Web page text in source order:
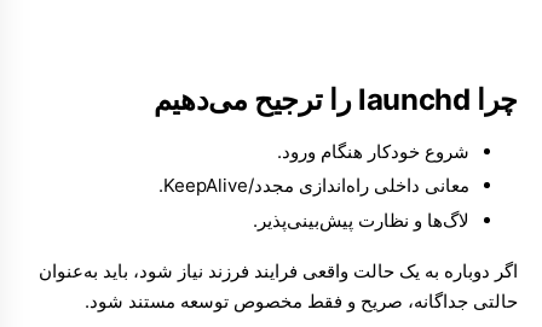
چرا launchd را ترجیح می‌دهیم
شروع خودکار هنگام ورود.
معانی داخلی راه‌اندازی مجدد/KeepAlive.
لاگ‌ها و نظارت پیش‌بینی‌پذیر.
اگر دوباره به یک حالت واقعی فرایند فرزند نیاز شود، باید به‌عنوان
حالتی جداگانه، صریح و فقط مخصوص توسعه مستند شود.